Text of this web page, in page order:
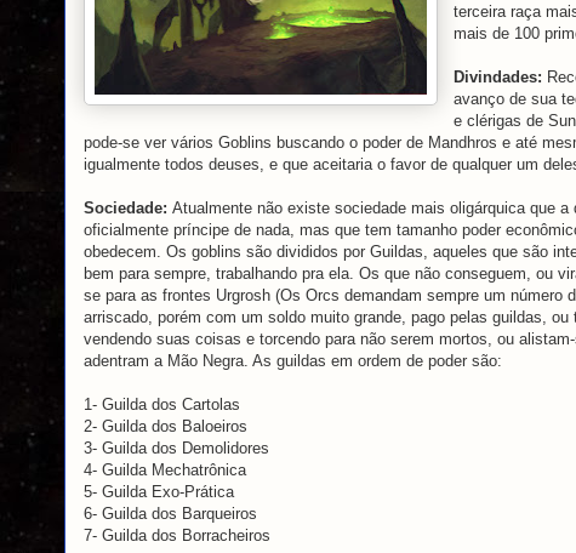
terceira raça
mais de 100
Divindades:
avanço de sua
e clérigas de
pode-se ver vários Goblins buscando o poder de Mandhros e até
igualmente todos deuses, e que aceitaria o favor de qualquer um
Sociedade: Atualmente não existe sociedade mais oligárquica que
oficialmente príncipe de nada, mas que tem tamanho poder
obedecem. Os goblins são divididos por Guildas, aqueles que são
bem para sempre, trabalhando pra ela. Os que não conseguem, ou
se para as frontes Urgrosh (Os Orcs demandam sempre um
arriscado, porém com um soldo muito grande, pago pelas guildas,
vendendo suas coisas e torcendo para não serem mortos, ou
adentram a Mão Negra. As guildas em ordem de poder são:
1- Guilda dos Cartolas
2- Guilda dos Baloeiros
3- Guilda dos Demolidores
4- Guilda Mechatrônica
5- Guilda Exo-Prática
6- Guilda dos Barqueiros
7- Guilda dos Borracheiros